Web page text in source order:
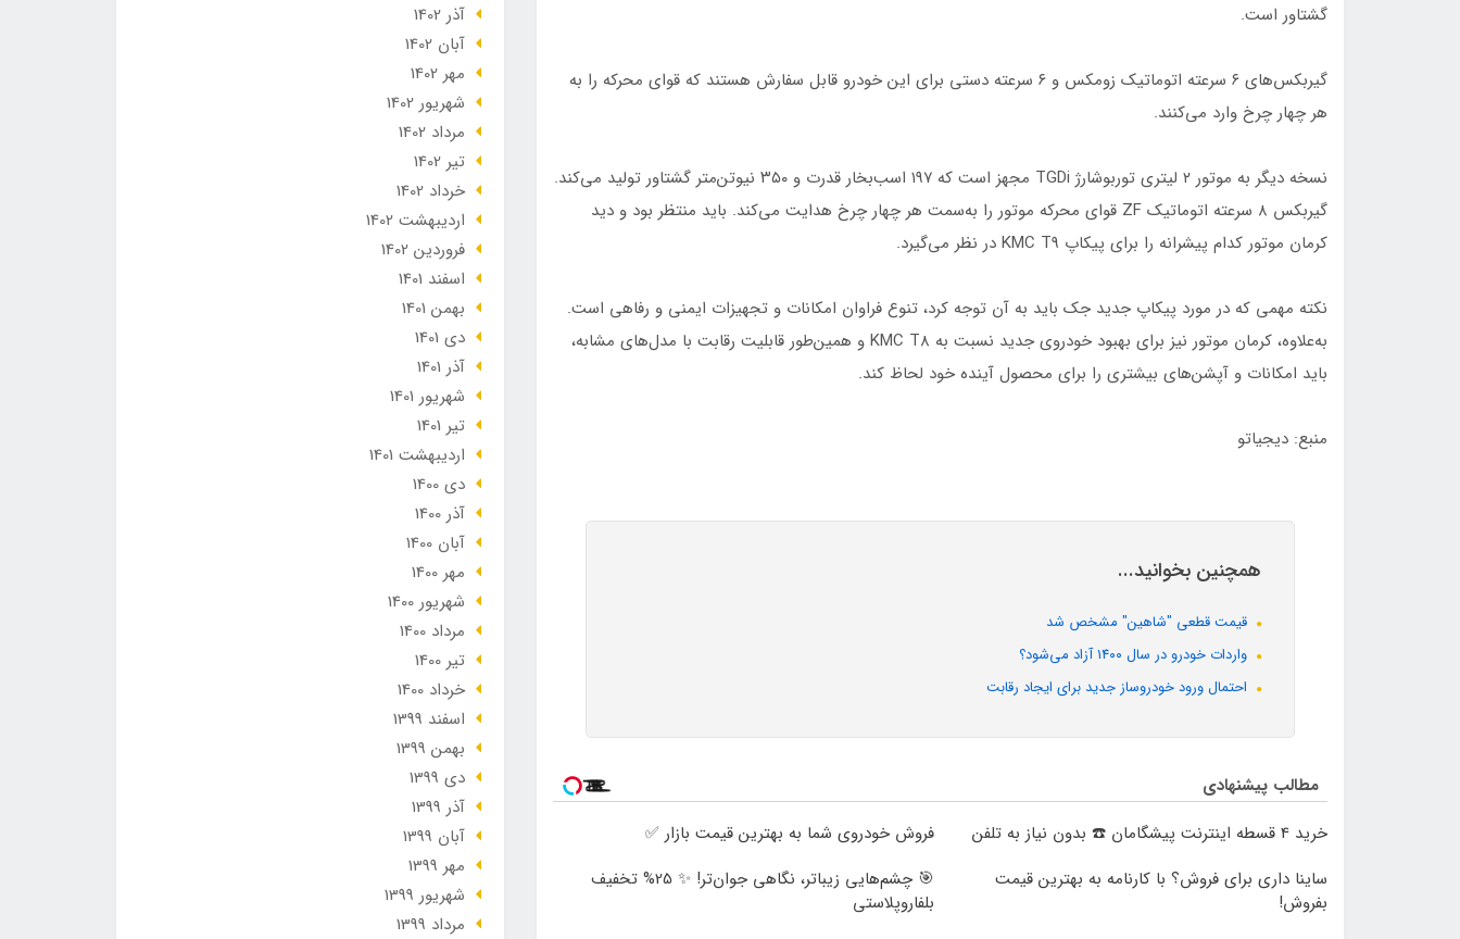
گشتاور است.
گیربکس‌های ۶ سرعته اتوماتیک زومکس و ۶ سرعته دستی برای این خودرو قابل سفارش هستند که قوای محرکه را به
هر چهار چرخ وارد می‌کنند.
نسخه دیگر به موتور ۲ لیتری توربوشارژ TGDi مجهز است که ۱۹۷ اسب‌بخار قدرت و ۳۵۰ نیوتن‌متر گشتاور تولید می‌کند.
گیربکس ۸ سرعته اتوماتیک ZF قوای محرکه موتور را به‌سمت هر چهار چرخ هدایت می‌کند. باید منتظر بود و دید
کرمان موتور کدام پیشرانه را برای پیکاپ KMC T9 در نظر می‌گیرد.
نکته مهمی که در مورد پیکاپ جدید جک باید به آن توجه کرد، تنوع فراوان امکانات و تجهیزات ایمنی و رفاهی است.
به‌علاوه، کرمان موتور نیز برای بهبود خودروی جدید نسبت به KMC T8 و همین‌طور قابلیت رقابت با مدل‌های مشابه،
باید امکانات و آپشن‌های بیشتری را برای محصول آینده خود لحاظ کند.
منبع: دیجیاتو
همچنین بخوانید...
قیمت قطعی "شاهین" مشخص شد
واردات خودرو در سال ۱۴۰۰ آزاد می‌شود؟
احتمال ورود خودروساز جدید برای ایجاد رقابت
مطالب پیشنهادی
خرید 4 قسطه اینترنت پیشگامان ☎️ بدون نیاز به تلفن
فروش خودروی شما به بهترین قیمت بازار ✅
ساینا داری برای فروش؟ با کارنامه به بهترین قیمت
بفروش!
🎯 چشم‌هایی زیباتر، نگاهی جوان‌تر! ✨ 25% تخفیف
بلفاروپلاستی
آذر 1402
آبان 1402
مهر 1402
شهریور 1402
مرداد 1402
تير 1402
خرداد 1402
ارديبهشت 1402
فروردین 1402
اسفند 1401
بهمن 1401
دی 1401
آذر 1401
شهریور 1401
تير 1401
ارديبهشت 1401
دی 1400
آذر 1400
آبان 1400
مهر 1400
شهریور 1400
مرداد 1400
تير 1400
خرداد 1400
اسفند 1399
بهمن 1399
دی 1399
آذر 1399
آبان 1399
مهر 1399
شهریور 1399
مرداد 1399